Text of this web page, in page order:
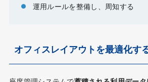
運用ルールを整備し、周知する
オフィスレイアウトを最適化す